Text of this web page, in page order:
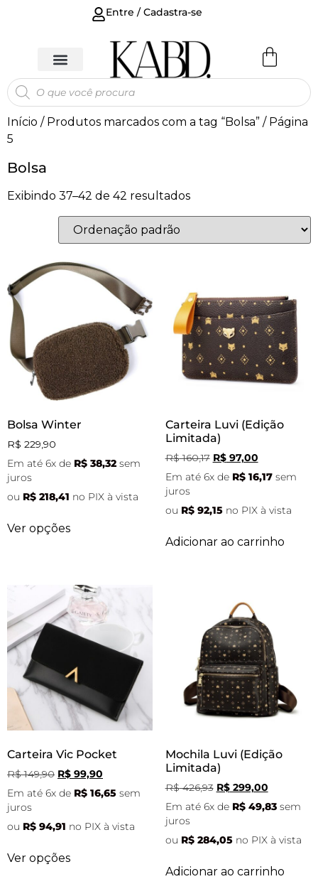
Entre / Cadastra-se
Início / Produtos marcados com a tag “Bolsa” / Página
5
Bolsa
Exibindo 37–42 de 42 resultados
Bolsa Winter
R$ 229,90
Em até 6x de R$ 38,32 sem
juros
ou R$ 218,41 no PIX à vista
Ver opções
Carteira Luvi (Edição
Limitada)
R$160,17 R$97,00
Em até 6x de R$16,17 sem
juros
ou R$92,15 no PIX à vista
Adicionar ao carrinho
Carteira Vic Pocket
R$149,90 R$ 99,90
Em até 6x de R$ 16,65 sem
juros
ou R$ 94,91 no PIX à vista
Ver opções
Mochila Luvi (Edição
Limitada)
R$426,93 R$299,00
Em até 6x de R$49,83 sem
juros
ou R$284,05 no PIX à vista
Adicionar ao carrinho